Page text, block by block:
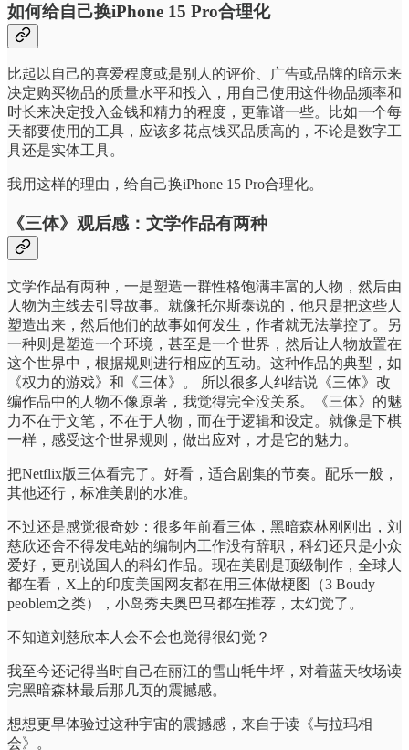
如何给自己换iPhone 15 Pro合理化
比起以自己的喜爱程度或是别人的评价、广告或品牌的暗示来
决定购买物品的质量水平和投入，用自己使用这件物品频率和
时长来决定投入金钱和精力的程度，更靠谱一些。比如一个每
天都要使用的工具，应该多花点钱买品质高的，不论是数字工
具还是实体工具。
我用这样的理由，给自己换iPhone 15 Pro合理化。
《三体》观后感：文学作品有两种
文学作品有两种，一是塑造一群性格饱满丰富的人物，然后由
人物为主线去引导故事。就像托尔斯泰说的，他只是把这些人
塑造出来，然后他们的故事如何发生，作者就无法掌控了。另
一种则是塑造一个环境，甚至是一个世界，然后让人物放置在
这个世界中，根据规则进行相应的互动。这种作品的典型，如
《权力的游戏》和《三体》。 所以很多人纠结说《三体》改
编作品中的人物不像原著，我觉得完全没关系。《三体》的魅
力不在于文笔，不在于人物，而在于逻辑和设定。就像是下棋
一样，感受这个世界规则，做出应对，才是它的魅力。
把Netflix版三体看完了。好看，适合剧集的节奏。配乐一般，
其他还行，标准美剧的水准。
不过还是感觉很奇妙：很多年前看三体，黑暗森林刚刚出，刘
慈欣还舍不得发电站的编制内工作没有辞职，科幻还只是小众
爱好，更别说国人的科幻作品。现在美剧是顶级制作，全球人
都在看，X上的印度美国网友都在用三体做梗图（3 Boudy
peoblem之类），小岛秀夫奥巴马都在推荐，太幻觉了。
不知道刘慈欣本人会不会也觉得很幻觉？
我至今还记得当时自己在丽江的雪山牦牛坪，对着蓝天牧场读
完黑暗森林最后那几页的震撼感。
想想更早体验过这种宇宙的震撼感，来自于读《与拉玛相
会》。